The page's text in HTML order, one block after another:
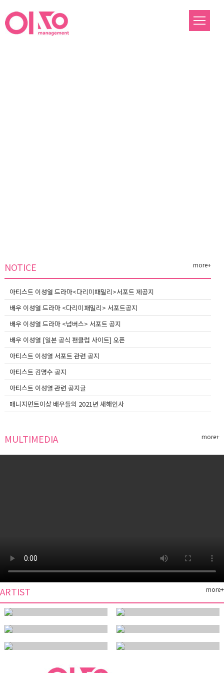
NOTICE more+
아티스트 이성열 드라마<다리미패밀리>서포트 제공지
배우 이성열 드라마 <다리미패밀리> 서포트공지
배우 이성열 드라마 <넘버스> 서포트 공지
배우 이성열 [일본 공식 팬클럽 사이트] 오픈
아티스트 이성열 서포트 관련 공지
아티스트 김명수 공지
아티스트 이성열 관련 공지글
매니지먼트이상 배우들의 2021년 새해인사
MULTIMEDIA more+
ARTIST more+